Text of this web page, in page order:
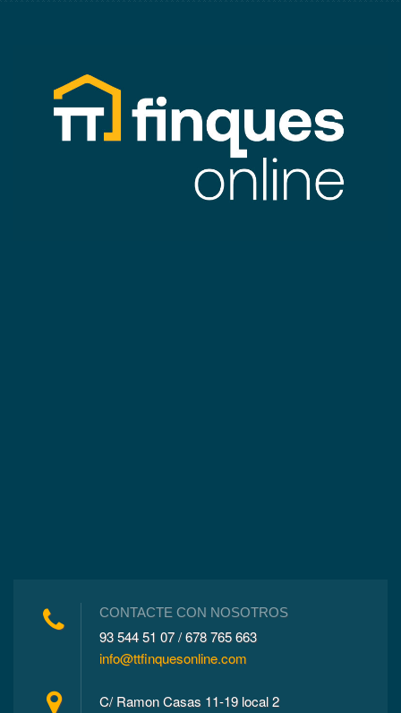
CONTACTE CON NOSOTROS
93 544 51 07 / 678 765 663
info@ttfinquesonline.com
C/ Ramon Casas 11-19 local 2